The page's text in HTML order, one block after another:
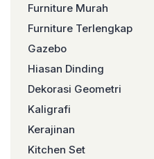
Furniture Murah
Furniture Terlengkap
Gazebo
Hiasan Dinding
Dekorasi Geometri
Kaligrafi
Kerajinan
Kitchen Set